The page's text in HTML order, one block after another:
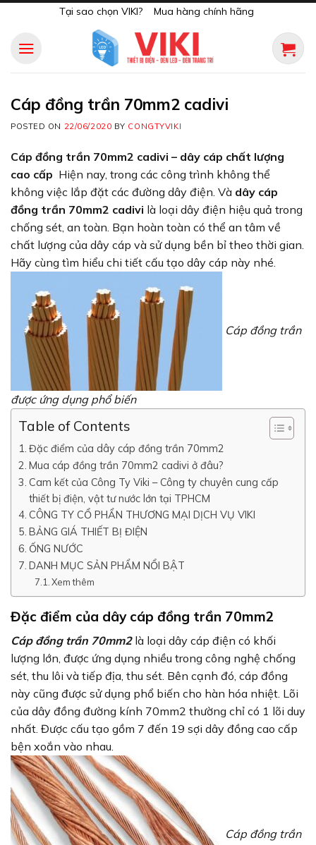
content
Tại sao chọn VIKI? Mua hàng chính hãng
Cáp đồng trần 70mm2 cadivi
POSTED ON 22/06/2020 BY CONGTYVIKI
Cáp đồng trần 70mm2 cadivi – dây cáp chất lượng
cao cấp Hiện nay, trong các công trình không thể
không việc lắp đặt các đường dây điện. Và dây cáp
đồng trần 70mm2 cadivi là loại dây điện hiệu quả trong
chống sét, an toàn. Bạn hoàn toàn có thể an tâm về
chất lượng của dây cáp và sử dụng bền bỉ theo thời gian.
Hãy cùng tìm hiểu chi tiết cấu tạo dây cáp này nhé.
Cáp đồng trần
được ứng dụng phổ biến
Table of Contents
Đặc điểm của dây cáp đồng trần 70mm2
Mua cáp đồng trần 70mm2 cadivi ở đâu?
Cam kết của Công Ty Viki – Công ty chuyên cung cấp
thiết bị điện, vật tư nước lớn tại TPHCM
CÔNG TY CỔ PHẨN THƯƠNG MẠI DỊCH VỤ VIKI
BẢNG GIÁ THIẾT BỊ ĐIỆN
ỐNG NƯỚC
DANH MỤC SẢN PHẨM NỔI BẬT
Xem thêm
Đặc điểm của dây cáp đồng trần 70mm2
Cáp đồng trần 70mm2 là loại dây cáp điện có khối
lượng lớn, được ứng dụng nhiều trong công nghệ chống
sét, thu lôi và tiếp địa, thu sét. Bên cạnh đó, cáp đồng
này cũng được sử dụng phổ biến cho hàn hóa nhiệt. Lõi
của dây đồng đường kính 70mm2 thường chỉ có 1 lõi duy
nhất. Được cấu tạo gồm 7 đến 19 sợi dây đồng cao cấp
bện xoắn vào nhau.
Cáp đồng trần